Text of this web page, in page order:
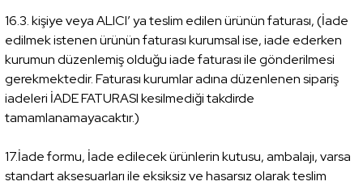
16.3. kişiye veya ALICI’ ya teslim edilen ürünün faturası, (İade
edilmek istenen ürünün faturası kurumsal ise, iade ederken
kurumun düzenlemiş olduğu iade faturası ile gönderilmesi
gerekmektedir. Faturası kurumlar adına düzenlenen sipariş
iadeleri İADE FATURASI kesilmediği takdirde
tamamlanamayacaktır.)
17.İade formu, İade edilecek ürünlerin kutusu, ambalajı, varsa
standart aksesuarları ile eksiksiz ve hasarsız olarak teslim